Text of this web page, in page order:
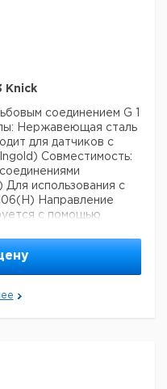
Knick
соединением G 1
Нержавеющая сталь
для датчиков с
Совместимость:
Для использования с
Направление
с помощью
соединение
G 1 1/4“ (Ingold, 25 мм)
с выдвижными
ARI106(H) или
как датчик
и